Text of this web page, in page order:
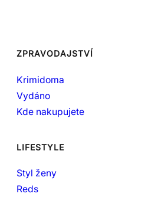
ZPRAVODAJSTVÍ
Krimidoma
Vydáno
Kde nakupujete
LIFESTYLE
Styl ženy
Reds